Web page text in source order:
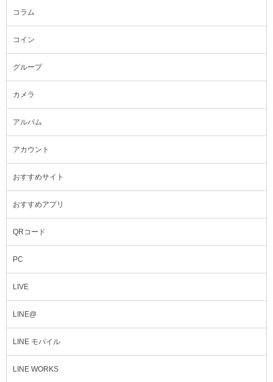
コラム
コイン
グループ
カメラ
アルバム
アカウント
おすすめサイト
おすすめアプリ
QRコード
PC
LIVE
LINE@
LINE モバイル
LINE WORKS